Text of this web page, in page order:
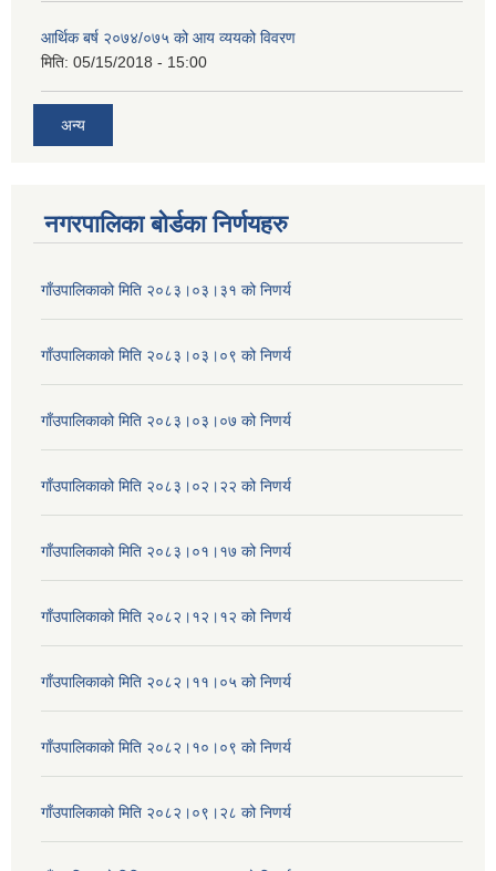
आर्थिक बर्ष २०७४/०७५ को आय व्ययको विवरण
मिति: 05/15/2018 - 15:00
अन्य
नगरपालिका बोर्डका निर्णयहरु
गाँउपालिकाको मिति २०८३।०३।३१ को निणर्य
गाँउपालिकाको मिति २०८३।०३।०९ को निणर्य
गाँउपालिकाको मिति २०८३।०३।०७ को निणर्य
गाँउपालिकाको मिति २०८३।०२।२२ को निणर्य
गाँउपालिकाको मिति २०८३।०१।१७ को निणर्य
गाँउपालिकाको मिति २०८२।१२।१२ को निणर्य
गाँउपालिकाको मिति २०८२।११।०५ को निणर्य
गाँउपालिकाको मिति २०८२।१०।०९ को निणर्य
गाँउपालिकाको मिति २०८२।०९।२८ को निणर्य